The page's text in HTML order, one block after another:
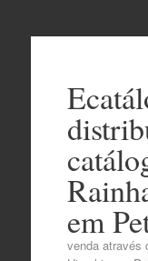
em
venda através